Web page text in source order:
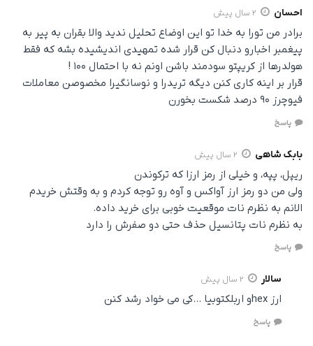
احسان 2 سال پیش
برادر من تورا به خدا تو این اوضاع تحلیل ندید والا بقران به پیر به
پیغمبر اخبارو دنبال کن قرار شده تمهیدی اندیشیده بشه که فقط
هولدرها از کریپتو سودمند باشن اونم نه با احتمال ۱۰۰ !
قرار بر اینه کاری کنن دیگه تریدرا و نوسانگیرا مخصوصن معاملات
فیوچرز ۹۰ درصد شکست بخورن
پاسخ
بابک شاهی 2 سال پیش
ریپل، پپه، و خیلی از رمز ارزا که ترکوندن
ولی من دو رمز ارز آواکس و آوه رو توجه کردم و به وقتش خریدم
الانم به نظرم نات موقعیت خوبی برای خرید داده.
به نظرم نات پتانسیل حذف حتی دو صفرش را دارد
پاسخ
سالار 2 سال پیش
ارز hexو اربلکتوبیا …کی می خواد رشد کنن
پاسخ